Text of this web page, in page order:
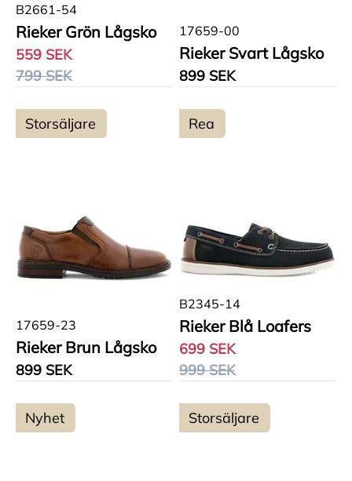
B2661-54
Rieker Grön Lågsko
559 SEK
799 SEK
17659-00
Rieker Svart Lågsko
899 SEK
Storsäljare
17659-23
Rieker Brun Lågsko
899 SEK
Rea
B2345-14
Rieker Blå Loafers
699 SEK
999 SEK
Nyhet Storsäljare